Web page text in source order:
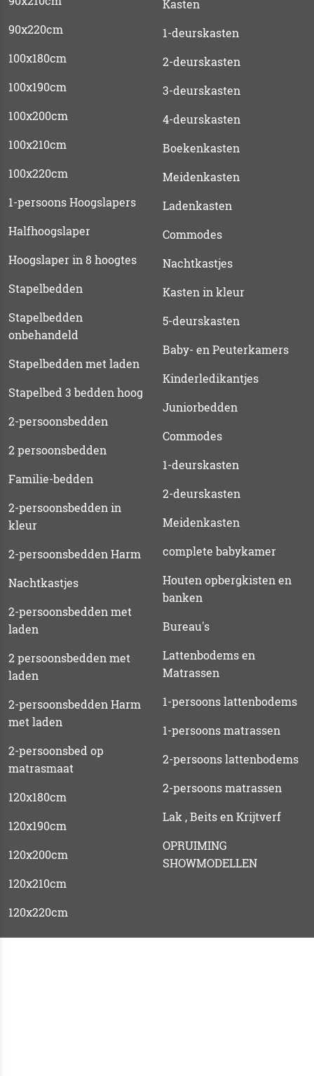
90x220cm
100x180cm
100x190cm
100x200cm
100x210cm
100x220cm
1-persoons Hoogslapers
Halfhoogslaper
Hoogslaper in 8 hoogtes
Stapelbedden
Stapelbedden
onbehandeld
Stapelbedden met laden
Stapelbed 3 bedden hoog
2-persoonsbedden
2 persoonsbedden
Familie-bedden
2-persoonsbedden in
kleur
2-persoonsbedden Harm
Nachtkastjes
2-persoonsbedden met
laden
2 persoonsbedden met
laden
2-persoonsbedden Harm
met laden
2-persoonsbed op
matrasmaat
120x180cm
120x190cm
120x200cm
120x210cm
120x220cm
Kasten
1-deurskasten
2-deurskasten
3-deurskasten
4-deurskasten
Boekenkasten
Meidenkasten
Ladenkasten
Commodes
Nachtkastjes
Kasten in kleur
5-deurskasten
Baby- en Peuterkamers
Kinderledikantjes
Juniorbedden
Commodes
1-deurskasten
2-deurskasten
Meidenkasten
complete babykamer
Houten opbergkisten en
banken
Bureau's
Lattenbodems en
Matrassen
1-persoons lattenbodems
1-persoons matrassen
2-persoons lattenbodems
2-persoons matrassen
Lak , Beits en Krijtverf
OPRUIMING
SHOWMODELLEN